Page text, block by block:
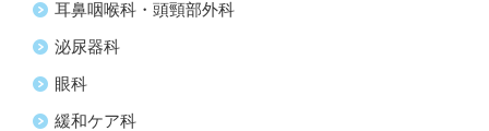
耳鼻咽喉科・頭頸部外科
泌尿器科
眼科
緩和ケア科